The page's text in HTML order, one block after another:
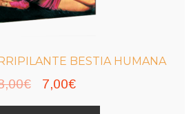
BESTIA HUMANA
€
El
precio
7,00€El
precio